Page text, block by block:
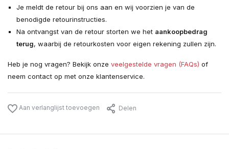
Je meldt de retour bij ons aan en wij voorzien je van de
benodigde retourinstructies.
Na ontvangst van de retour storten we het aankoopbedrag
terug, waarbij de retourkosten voor eigen rekening zullen zijn.
Heb je nog vragen? Bekijk onze veelgestelde vragen (FAQs) of
neem contact op met onze klantenservice.
Aan verlanglijst toevoegen Delen